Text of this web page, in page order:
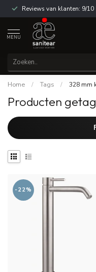
Reviews van klanten: 9/10
MENU
Home / Tags / 328 mm
Producten
-22%